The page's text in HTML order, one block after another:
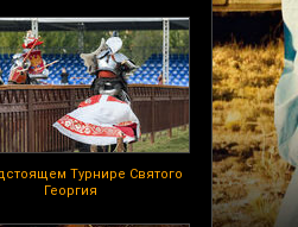
Турнире Святого
Георгия